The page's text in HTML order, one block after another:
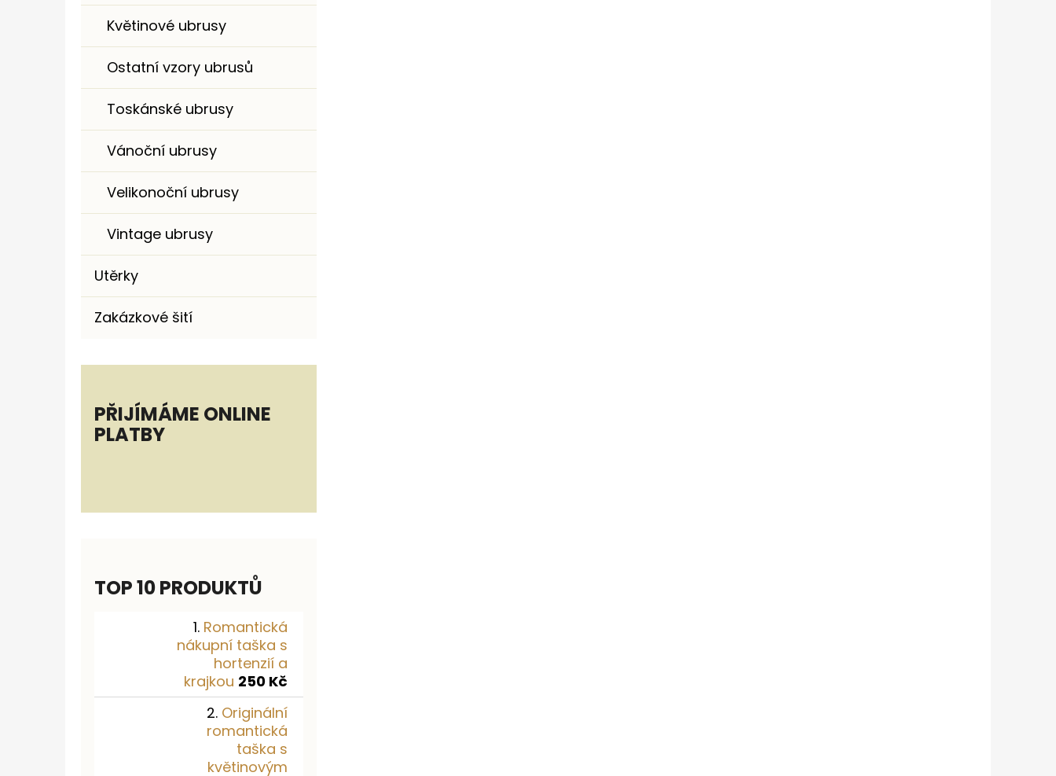
Květinové ubrusy
Ostatní vzory ubrusů
Toskánské ubrusy
Vánoční ubrusy
Velikonoční ubrusy
Vintage ubrusy
Utěrky
Zakázkové šití
PŘIJÍMÁME ONLINE
PLATBY
TOP 10 PRODUKTŮ
Romantická
nákupní taška s
hortenzií a
krajkou 250 Kč
Originální
romantická
taška s
květinovým